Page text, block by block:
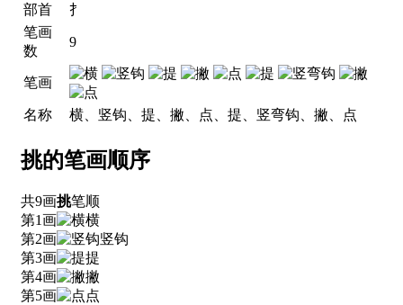
部首
扌
笔画
数
9
笔画
名称 横、竖钩、提、撇、点、提、竖弯钩、撇、点
挑的笔画顺序
共9画挑笔顺
第1画
横
第2画
竖钩
第3画
提
第4画
撇
第5画
点